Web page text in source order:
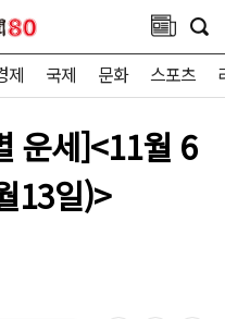
제 국제 문화 스포츠
운세]<11월 6
13일)>